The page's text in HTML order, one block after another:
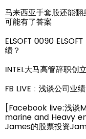
马来西亚手套股还能翻
可能有了答案
ELSOFT 0090
绩？
INTEL大马高管辞职
FB LIVE : 浅谈公司
[Facebook live:浅谈
marine and Heavy
James的股票投资